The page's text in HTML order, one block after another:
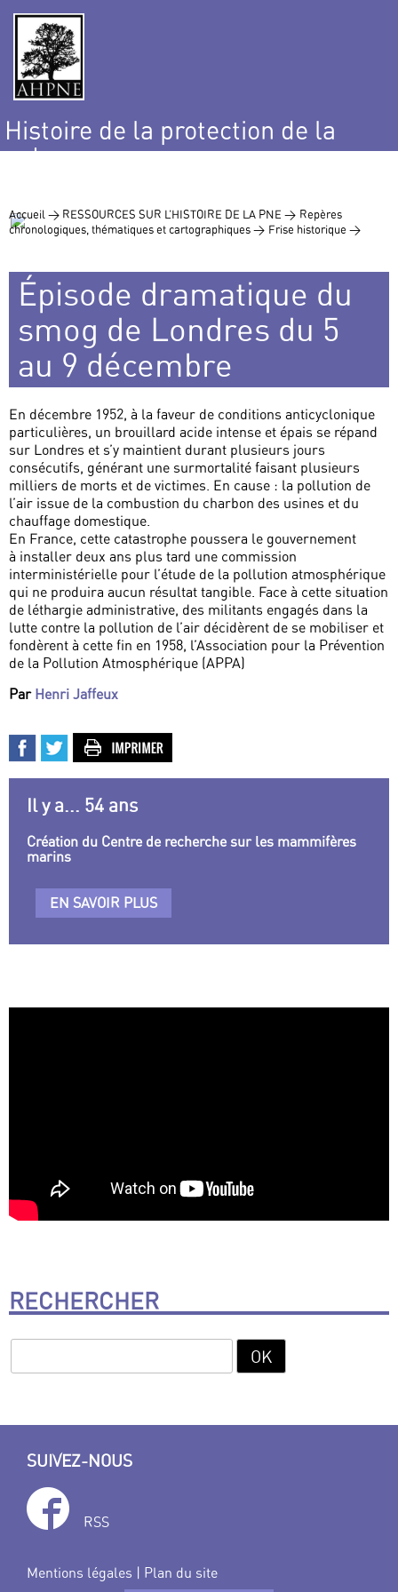
Histoire de la protection de la
nature
Accueil > RESSOURCES SUR L’HISTOIRE DE LA PNE > Repères
chronologiques, thématiques et cartographiques > Frise historique >
Épisode dramatique du
smog de Londres du 5
au 9 décembre
En décembre 1952, à la faveur de conditions anticyclonique
particulières, un brouillard acide intense et épais se répand
sur Londres et s’y maintient durant plusieurs jours
consécutifs, générant une surmortalité faisant plusieurs
milliers de morts et de victimes. En cause : la pollution de
l’air issue de la combustion du charbon des usines et du
chauffage domestique.
En France, cette catastrophe poussera le gouvernement
à installer deux ans plus tard une commission
interministérielle pour l’étude de la pollution atmosphérique
qui ne produira aucun résultat tangible. Face à cette situation
de léthargie administrative, des militants engagés dans la
lutte contre la pollution de l’air décidèrent de se mobiliser et
fondèrent à cette fin en 1958, l’Association pour la Prévention
de la Pollution Atmosphérique (APPA)
Par Henri Jaffeux
Il y a... 54 ans
Création du Centre de recherche sur les mammifères
marins
EN SAVOIR PLUS
RECHERCHER
SUIVEZ-NOUS
RSS
Mentions légales | Plan du site